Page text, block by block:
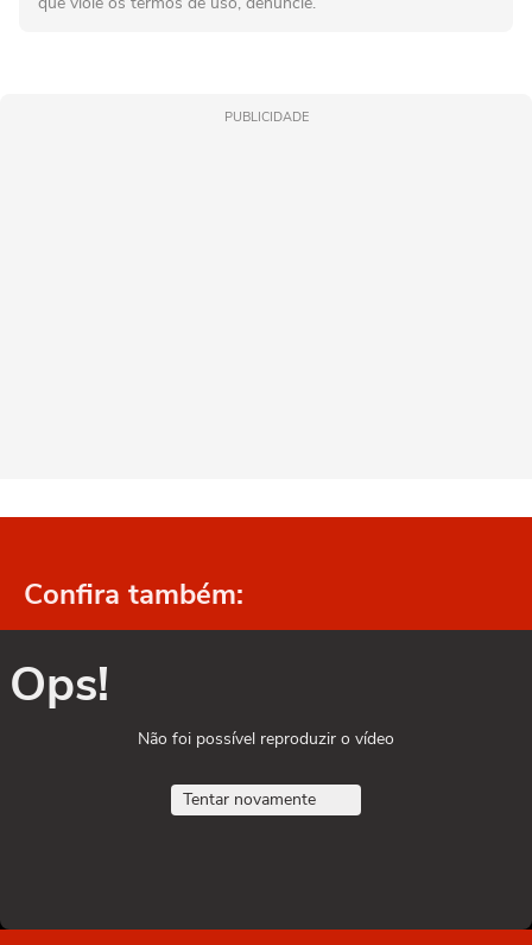
PUBLICIDADE
Confira também:
Ops!
Não foi possível reproduzir o vídeo
Tentar novamente